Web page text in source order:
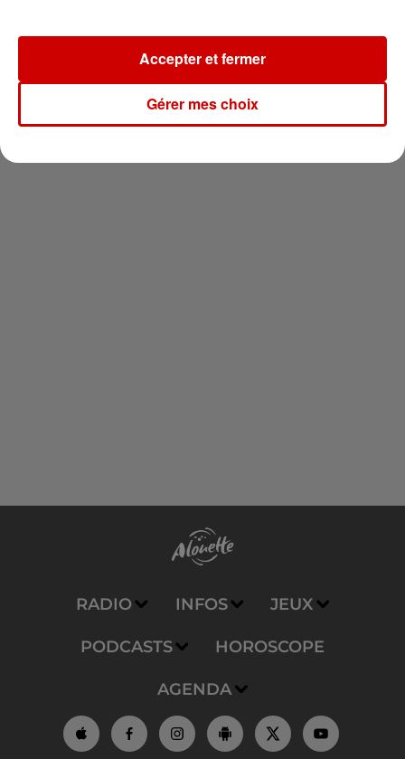
Newsletter
RADIO INFOS JEUX
PODCASTS HOROSCOPE
AGENDA
Gérer mes choix
Accepter et fermer